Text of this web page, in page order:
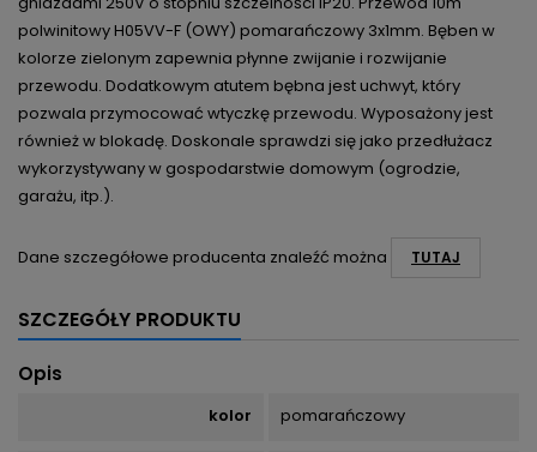
polwinitowy H05VV-F (OWY) pomarańczowy 3x1mm. Bęben w
kolorze zielonym zapewnia płynne zwijanie i rozwijanie
przewodu. Dodatkowym atutem bębna jest uchwyt, który
pozwala przymocować wtyczkę przewodu. Wyposażony jest
również w blokadę. Doskonale sprawdzi się jako przedłużacz
wykorzystywany w gospodarstwie domowym (ogrodzie,
garażu, itp.).
Dane szczegółowe producenta znaleźć można TUTAJ
SZCZEGÓŁY PRODUKTU
Opis
kolor pomarańczowy